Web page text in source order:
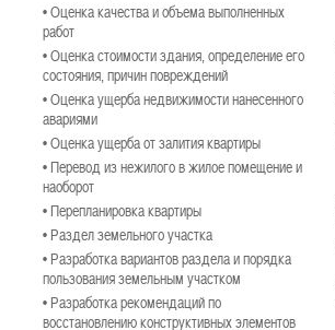
• Оценка качества и объема выполненных
работ
• Оценка стоимости здания, определение его
состояния, причин повреждений
• Оценка ущерба недвижимости нанесенного
авариями
• Оценка ущерба от залития квартиры
• Перевод из нежилого в жилое помещение и
наоборот
• Перепланировка квартиры
• Раздел земельного участка
• Разработка вариантов раздела и порядка
пользования земельным участком
• Разработка рекомендаций по
восстановлению конструктивных элементов